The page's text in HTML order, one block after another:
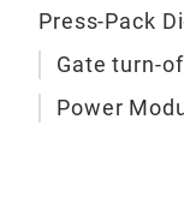
Press-Pack
Gate turn-
Power